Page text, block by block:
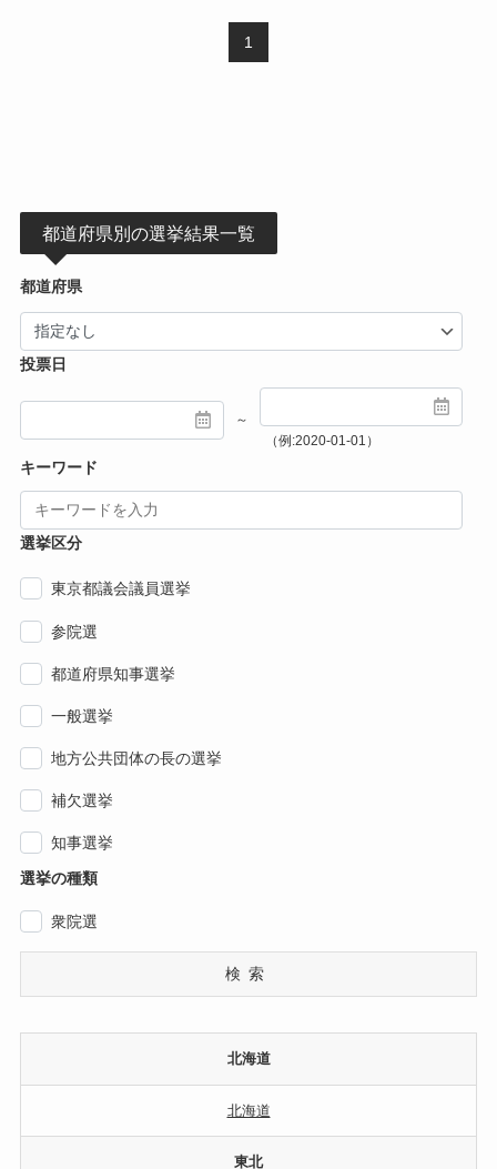
1
都道府県別の選挙結果一覧
都道府県
投票日
～
（例:2020-01-01）
キーワード
選挙区分
東京都議会議員選挙
参院選
都道府県知事選挙
一般選挙
地方公共団体の長の選挙
補欠選挙
知事選挙
選挙の種類
衆院選
検索
北海道
北海道
東北